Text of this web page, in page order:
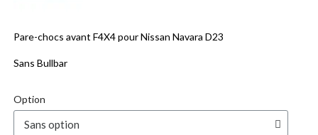
Pare-chocs avant F4X4 pour Nissan Navara D23
Sans Bullbar
Option